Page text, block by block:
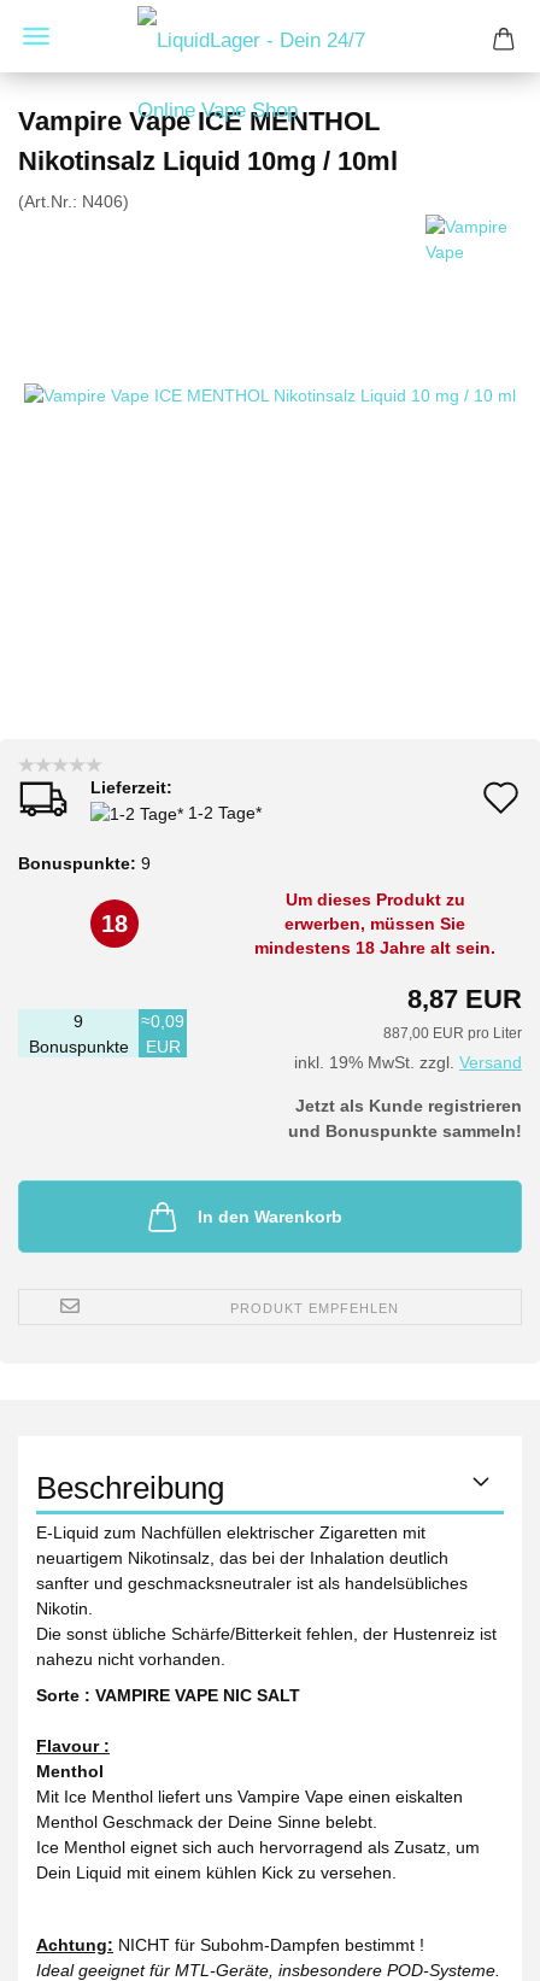
Vampire Vape ICE MENTHOL
Nikotinsalz Liquid 10mg / 10ml
(Art.Nr.: N406)
Lieferzeit:
1-2 Tage*
Bonuspunkte: 9
18
Um dieses Produkt zu
erwerben, müssen Sie
mindestens 18 Jahre alt sein.
8,87 EUR
887,00 EUR pro Liter
inkl. 19% MwSt. zzgl. Versand
9
Bonuspunkte
≈0,09
EUR
Jetzt als Kunde registrieren
und Bonuspunkte sammeln!
In den Warenkorb
PRODUKT EMPFEHLEN
Beschreibung
E-Liquid zum Nachfüllen elektrischer Zigaretten mit
neuartigem Nikotinsalz, das bei der Inhalation deutlich
sanfter und geschmacksneutraler ist als handelsübliches
Nikotin.
Die sonst übliche Schärfe/Bitterkeit fehlen, der Hustenreiz ist
nahezu nicht vorhanden.
Sorte : VAMPIRE VAPE NIC SALT
Flavour :
Menthol
Mit Ice Menthol liefert uns Vampire Vape einen eiskalten
Menthol Geschmack der Deine Sinne belebt.
Ice Menthol eignet sich auch hervorragend als Zusatz, um
Dein Liquid mit einem kühlen Kick zu versehen.
Achtung: NICHT für Subohm-Dampfen bestimmt !
Ideal geeignet für MTL-Geräte, insbesondere POD-Systeme.